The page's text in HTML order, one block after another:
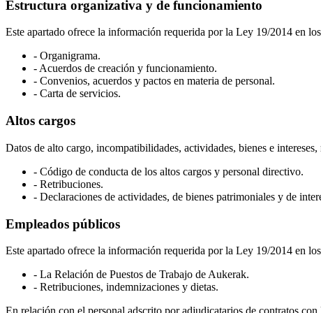
Estructura organizativa y de funcionamiento
Este apartado ofrece la información requerida por la Ley 19/2014 en
- Organigrama.
- Acuerdos de creación y funcionamiento.
- Convenios, acuerdos y pactos en materia de personal.
- Carta de servicios.
Altos cargos
Datos de alto cargo, incompatibilidades, actividades, bienes e
- Código de conducta de los altos cargos y personal directivo.
- Retribuciones.
- Declaraciones de actividades, de bienes patrimoniales y de
Empleados públicos
Este apartado ofrece la información requerida por la Ley 19/2014 en
- La Relación de Puestos de Trabajo de Aukerak.
- Retribuciones, indemnizaciones y dietas.